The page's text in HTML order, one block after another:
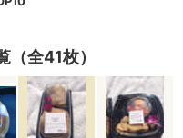
（全41枚）